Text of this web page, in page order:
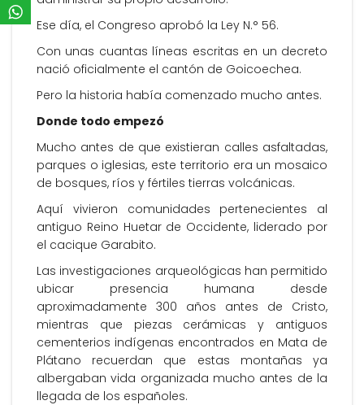
Ese día, el Congreso aprobó la Ley N.° 56.
Con unas cuantas líneas escritas en un decreto
nació oficialmente el cantón de Goicoechea.
Pero la historia había comenzado mucho antes.
Donde todo empezó
Mucho antes de que existieran calles asfaltadas,
parques o iglesias, este territorio era un mosaico
de bosques, ríos y fértiles tierras volcánicas.
Aquí vivieron comunidades pertenecientes al
antiguo Reino Huetar de Occidente, liderado por
el cacique Garabito.
Las investigaciones arqueológicas han permitido
ubicar presencia humana desde
aproximadamente 300 años antes de Cristo,
mientras que piezas cerámicas y antiguos
cementerios indígenas encontrados en Mata de
Plátano recuerdan que estas montañas ya
albergaban vida organizada mucho antes de la
llegada de los españoles.